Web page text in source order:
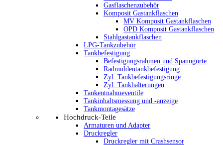
Gasflaschenzubehör
Komposit Gastankflaschen
MV Komposit Gastankflaschen
OPD Komposit Gastankflaschen
Stahlgastankflaschen
LPG-Tankzubehör
Tankbefestigung
Befestigungsrahmen und Spanngurte
Radmuldentankbefestigung
Zyl. Tankbefestigungsringe
Zyl. Tankhalterungen
Tankentnahmeventile
Tankinhaltsmessung und -anzeige
Tankmontagesätze
Hochdruck-Teile
Armaturen und Adapter
Druckregler
Druckregler mit Crashsensor